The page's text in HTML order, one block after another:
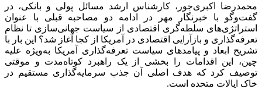
محمدرضا اکبری‌جور، کارشناس ارشد مسائل پولی و بانکی، در
گفت‌وگو با خبرنگار مهر در ادامه دو مصاحبه قبلی با عنوان
استراتژی‌های سلطه‌گری اقتصادی از سیاست جهانی‌سازی تا نظام
تعرفه‌گذاری و بازآرایی اقتصادی در آمریکا از کجا آغاز شد؟ این بار با
تشریح ابعاد و پیامدهای سیاست تعرفه‌گذاری آمریکا به‌ویژه علیه
چین، این اقدامات را بخشی از یک راهبرد کوتاه‌مدت و موقتی
توصیف کرد که هدف اصلی آن جذب سرمایه‌گذاری مستقیم در
خاک ایالات متحده است.